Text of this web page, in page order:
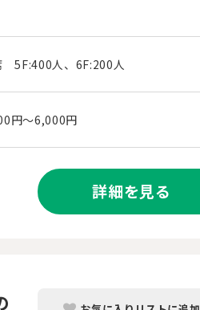
5F:400人、6F:200人
円～6,000円
詳細を見る